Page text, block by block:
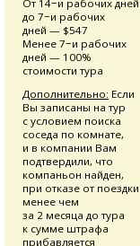
От 14−и рабочих дней
до 7−и рабочих
дней — $547
Менее 7−и рабочих
дней — 100%
стоимости тура
Дополнительно: Если
Вы записаны на тур
с условием поиска
соседа по комнате,
и в компании Вам
подтвердили, что
компаньон найден,
при отказе от поездки
менее чем
за 2 месяца до тура
к сумме штрафа
прибавляется